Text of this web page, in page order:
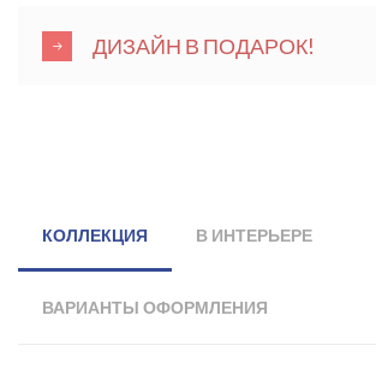
ДИЗАЙН В ПОДАРОК!
КОЛЛЕКЦИЯ В ИНТЕРЬЕРЕ
ВАРИАНТЫ ОФОРМЛЕНИЯ